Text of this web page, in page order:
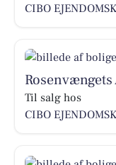
CIBO
Til salg hos
CIBO